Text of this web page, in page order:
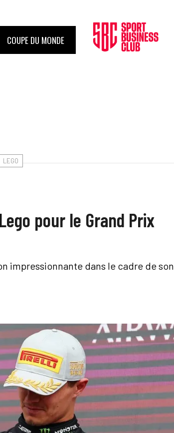
COUPE DU MONDE
LEGO
pour le Grand Prix
impressionnante dans le cadre de son